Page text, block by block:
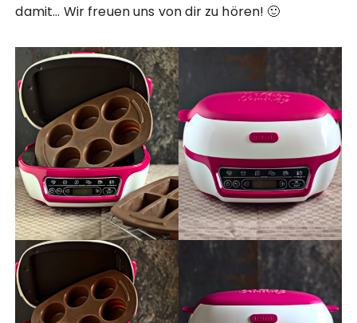
damit… Wir freuen uns von dir zu hören! 🙂